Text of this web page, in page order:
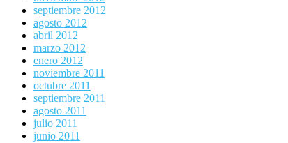
septiembre 2012
agosto 2012
abril 2012
marzo 2012
enero 2012
noviembre 2011
octubre 2011
septiembre 2011
agosto 2011
julio 2011
junio 2011